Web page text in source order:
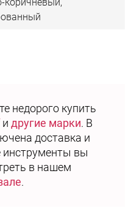
недорого купить
и другие марки. В
доставка и
инструменты вы
в нашем
.